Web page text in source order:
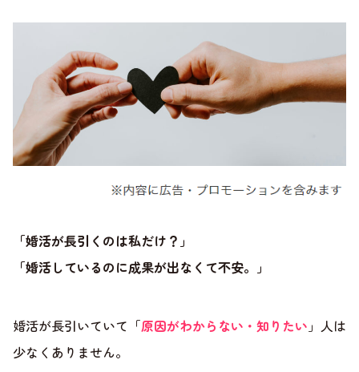
「婚活が長引くのは私だけ？」
「婚活しているのに成果が出なくて不安。」
婚活が長引いていて「原因がわからない・知りたい 」人は
少なくありません。